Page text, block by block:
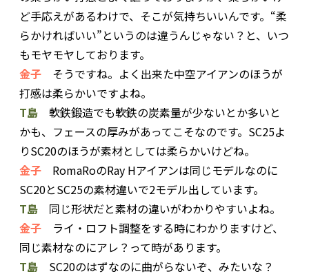
ど手応えがあるわけで、そこが気持ちいいんです。“柔
らかければいい”というのは違うんじゃない？と、いつ
もモヤモヤしております。
金子 そうですね。よく出来た中空アイアンのほうが
打感は柔らかいですよね。
T島 軟鉄鍛造でも軟鉄の炭素量が少ないとか多いと
かも、フェースの厚みがあってこそなのです。SC25よ
りSC20のほうが素材としては柔らかいけどね。
金子 RomaRoのRay Hアイアンは同じモデルなのに
SC20とSC25の素材違いで2モデル出しています。
T島 同じ形状だと素材の違いがわかりやすいよね。
金子 ライ・ロフト調整をする時にわかりますけど、
同じ素材なのにアレ？って時があります。
T島 SC20のはずなのに曲がらないぞ、みたいな？